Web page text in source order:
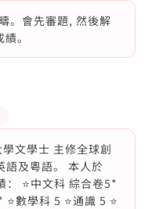
。會先審題, 然後解
。
文學士 主修全球創
語及粵語。 本人於
： ⭐️中文科 綜合卷5*
數學科 5 ⭐️通識 5 ⭐️